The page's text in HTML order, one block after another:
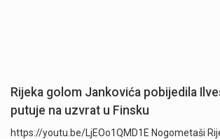
Rijeka golom Jankovića pobijedila
putuje na uzvrat u Finsku
https://youtu.be/LjEOo1QMD1E Nogometaši